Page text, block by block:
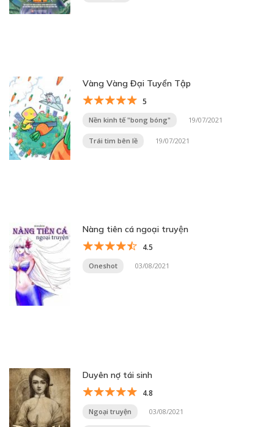
Vàng Vàng Đại Tuyển Tập
5
Nền kinh tế "bong bóng" 19/07/2021
Trái tim bên lề 19/07/2021
Nàng tiên cá ngoại truyện
4.5
Oneshot 03/08/2021
Duyên nợ tái sinh
4.8
Ngoại truyện 03/08/2021